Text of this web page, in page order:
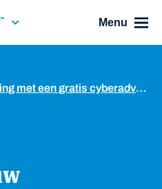
Menu
een gratis cyberadviesgesprek